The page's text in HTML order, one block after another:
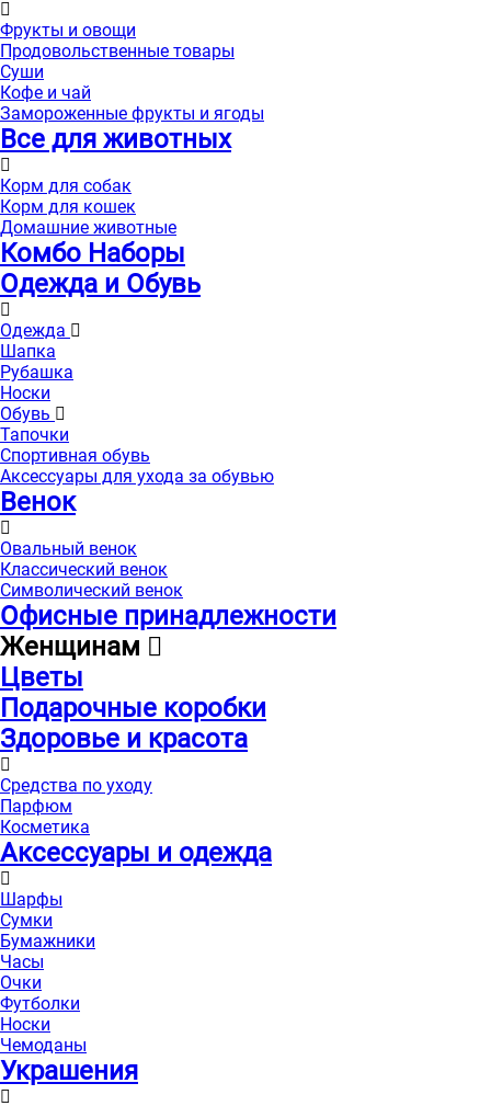
Фрукты и овощи
Продовольственные товары
Суши
Кофе и чай
Замороженные фрукты и ягоды
Все для животных
Корм для собак
Корм для кошек
Домашние животные
Комбо Наборы
Одежда и Обувь
Одежда
Шапка
Рубашка
Носки
Обувь
Тапочки
Спортивная обувь
Аксессуары для ухода за обувью
Венок
Овальный венок
Классический венок
Символический венок
Офисные принадлежности
Женщинам
Цветы
Подарочные коробки
Здоровье и красота
Средства по уходу
Парфюм
Косметика
Аксессуары и одежда
Шарфы
Сумки
Бумажники
Часы
Очки
Футболки
Носки
Чемоданы
Украшения